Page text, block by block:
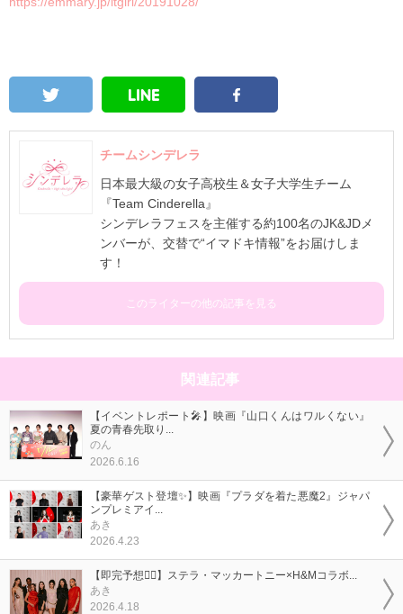
チームシンデレラ
日本最大級の女子高校生＆女子大学生チーム
『Team Cinderella』
シンデレラフェスを主催する約100名のJK&JDメ
ンバーが、交替で“イマドキ情報”をお届けしま
す！
このライターの他の記事を見る
関連記事
【イベントレポート🎤】映画『山口くんはワルくない』
夏の青春先取り...
のん
2026.6.16
【豪華ゲスト登壇✨】映画『プラダを着た悪魔2』ジャパ
ンプレミアイ...
あき
2026.4.23
【即完予想❤️‍🔥】ステラ・マッカートニー×H&Mコラボ...
あき
2026.4.18